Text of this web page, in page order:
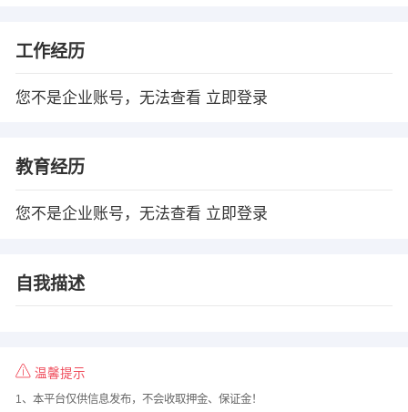
工作经历
您不是企业账号，无法查看 立即登录
教育经历
您不是企业账号，无法查看 立即登录
自我描述
温馨提示
1、本平台仅供信息发布，不会收取押金、保证金！